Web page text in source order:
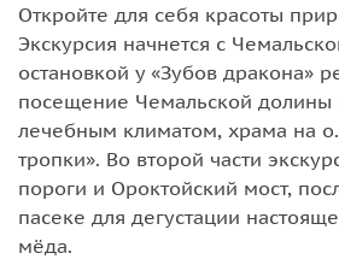
Откройте для себя красоты
Экскурсия начнется с
остановкой у «Зубов дракона»
посещение Чемальской долины
лечебным климатом, храма на
тропки». Во второй части
пороги и Ороктойский мост,
пасеке для дегустации
мёда.